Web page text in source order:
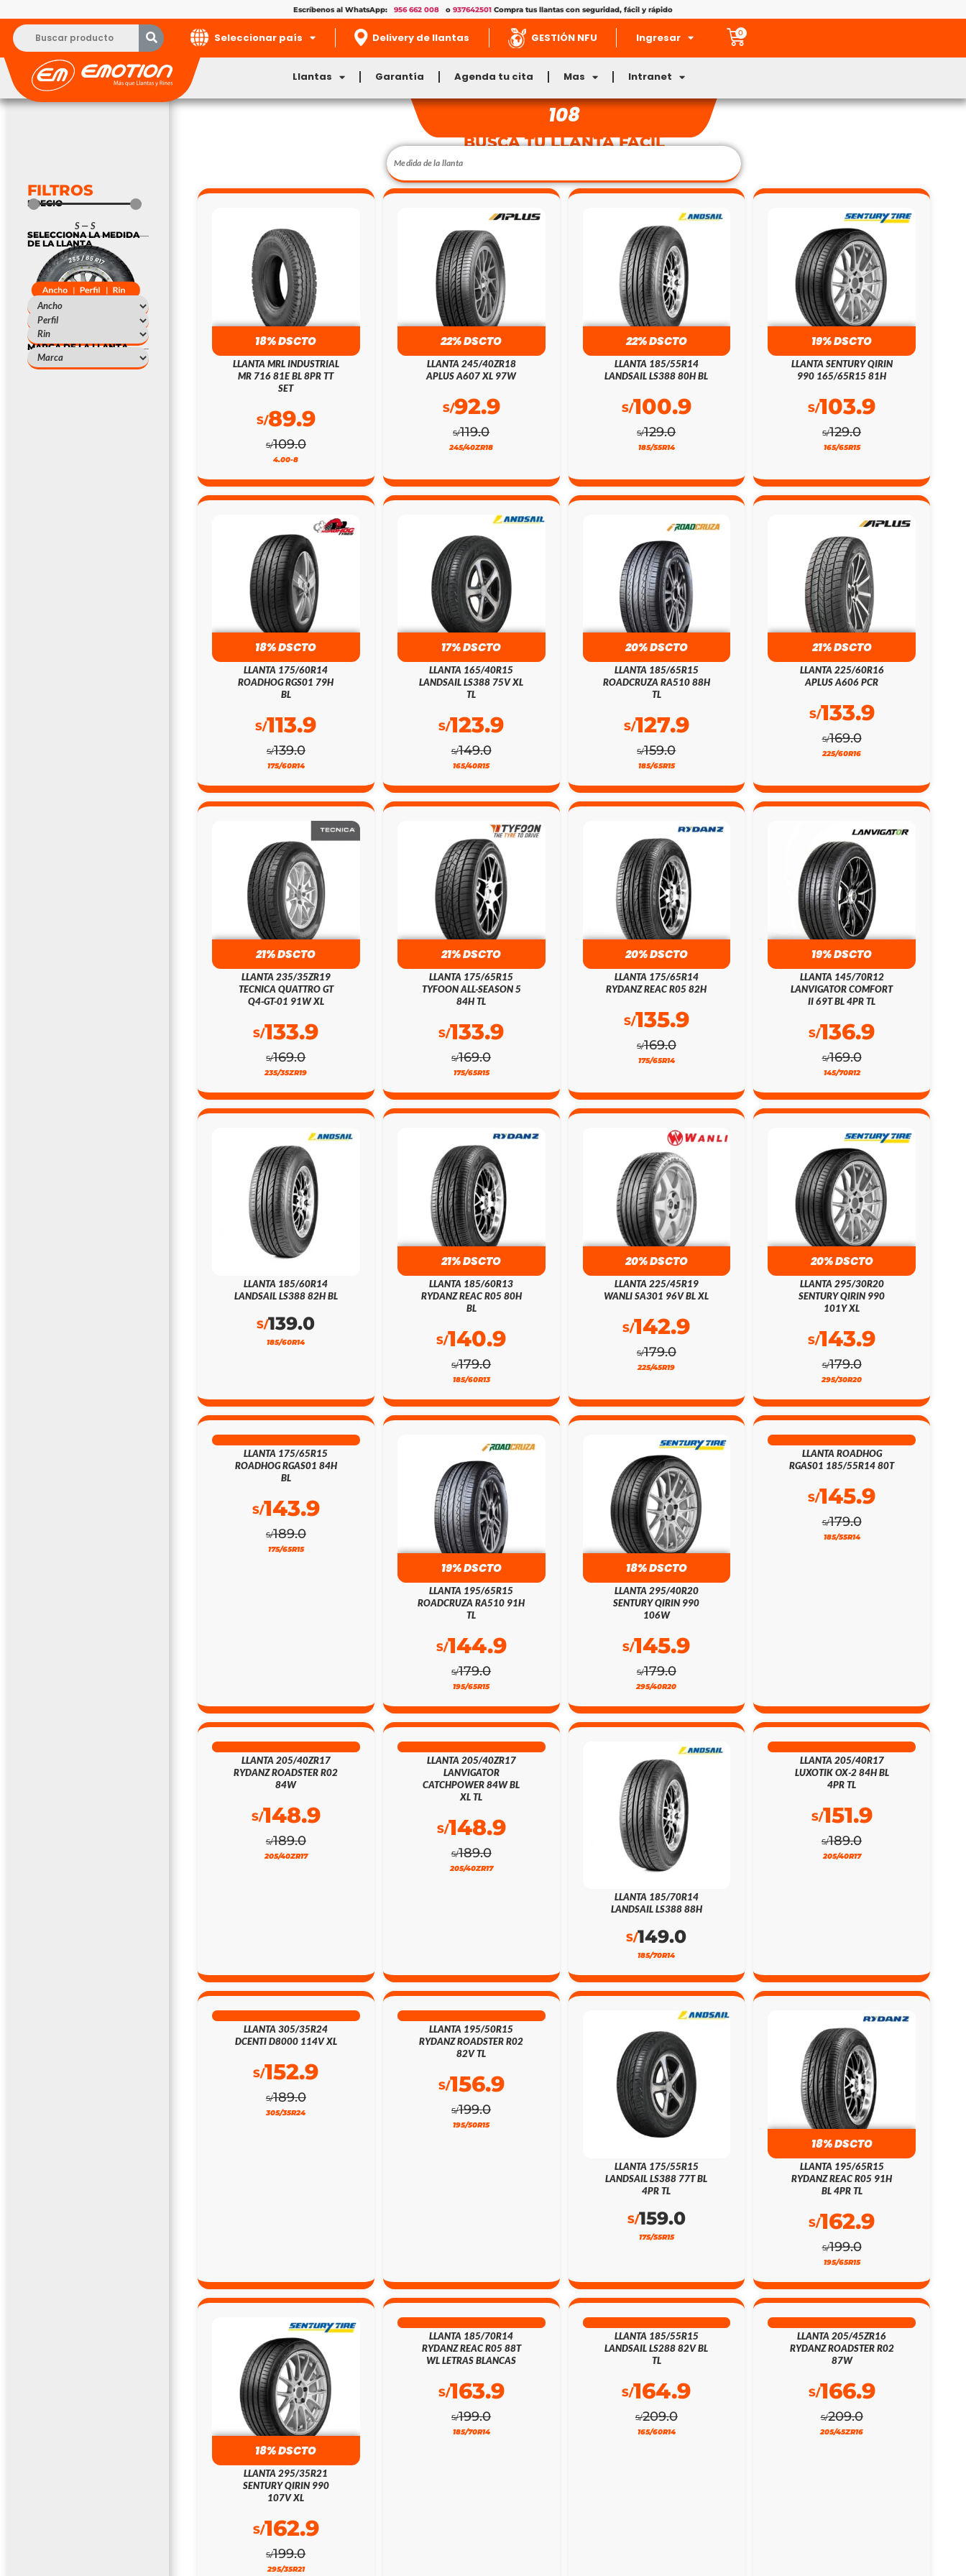
Escríbenos al WhatsApp: 956 662 008 o 937642501 Compra tus llantas con seguridad, fácil y rápido
Seleccionar país Delivery de llantas GESTIÓN NFU Ingresar 0
Llantas Garantía Agenda tu cita Mas Intranet
FILTROS
PRECIO
S —S
SELECCIONA LA MEDIDA
DE LA LLANTA
MARCA DE LA LLANTA
108
BUSCA TU LLANTA FÁCIL
18% DSCTO
LLANTA MRL INDUSTRIAL
MR 716 81E BL 8PR TT
SET
S/109.0
S/89.9
4.00-8
22% DSCTO
LLANTA 245/40ZR18
APLUS A607 XL 97W
S/119.0
S/92.9
245/40ZR18
22% DSCTO
LLANTA 185/55R14
LANDSAIL LS388 80H BL
S/129.0
S/100.9
185/55R14
19% DSCTO
LLANTA SENTURY QIRIN
990 165/65R15 81H
S/129.0
S/103.9
165/65R15
18% DSCTO
LLANTA 175/60R14
ROADHOG RGS01 79H
BL
S/139.0
S/113.9
175/60R14
17% DSCTO
LLANTA 165/40R15
LANDSAIL LS388 75V XL
TL
S/149.0
S/123.9
165/40R15
20% DSCTO
LLANTA 185/65R15
ROADCRUZA RA510 88H
TL
S/159.0
S/127.9
185/65R15
21% DSCTO
LLANTA 225/60R16
APLUS A606 PCR
S/169.0
S/133.9
225/60R16
21% DSCTO
LLANTA 235/35ZR19
TECNICA QUATTRO GT
Q4-GT-01 91W XL
S/169.0
S/133.9
235/35ZR19
21% DSCTO
LLANTA 175/65R15
TYFOON ALL-SEASON 5
84H TL
S/169.0
S/133.9
175/65R15
20% DSCTO
LLANTA 175/65R14
RYDANZ REAC R05 82H
S/169.0
S/135.9
175/65R14
19% DSCTO
LLANTA 145/70R12
LANVIGATOR COMFORT
II 69T BL 4PR TL
S/169.0
S/136.9
145/70R12
LLANTA 185/60R14
LANDSAIL LS388 82H BL
S/139.0
185/60R14
21% DSCTO
LLANTA 185/60R13
RYDANZ REAC R05 80H
BL
S/179.0
S/140.9
185/60R13
20% DSCTO
LLANTA 225/45R19
WANLI SA301 96V BL XL
S/179.0
S/142.9
225/45R19
20% DSCTO
LLANTA 295/30R20
SENTURY QIRIN 990
101Y XL
S/179.0
S/143.9
295/30R20
LLANTA 175/65R15
ROADHOG RGAS01 84H
BL
S/189.0
S/143.9
175/65R15
19% DSCTO
LLANTA 195/65R15
ROADCRUZA RA510 91H
TL
S/179.0
S/144.9
195/65R15
18% DSCTO
LLANTA 295/40R20
SENTURY QIRIN 990
106W
S/179.0
S/145.9
295/40R20
LLANTA ROADHOG
RGAS01 185/55R14 80T
S/179.0
S/145.9
185/55R14
LLANTA 205/40ZR17
RYDANZ ROADSTER R02
84W
S/189.0
S/148.9
205/40ZR17
LLANTA 205/40ZR17
LANVIGATOR
CATCHPOWER 84W BL
XL TL
S/189.0
S/148.9
205/40ZR17
LLANTA 185/70R14
LANDSAIL LS388 88H
S/149.0
185/70R14
LLANTA 205/40R17
LUXOTIK OX-2 84H BL
4PR TL
S/189.0
S/151.9
205/40R17
19% DSCTO
LLANTA 305/35R24
DCENTI D8000 114V XL
S/189.0
S/152.9
305/35R24
21% DSCTO
LLANTA 195/50R15
RYDANZ ROADSTER R02
82V TL
S/199.0
S/156.9
195/50R15
LLANTA 175/55R15
LANDSAIL LS388 77T BL
4PR TL
S/159.0
175/55R15
18% DSCTO
LLANTA 195/65R15
RYDANZ REAC R05 91H
BL 4PR TL
S/199.0
S/162.9
195/65R15
18% DSCTO
LLANTA 295/35R21
SENTURY QIRIN 990
107V XL
S/199.0
S/162.9
295/35R21
LLANTA 185/70R14
RYDANZ REAC R05 88T
WL LETRAS BLANCAS
S/199.0
S/163.9
185/70R14
LLANTA 185/55R15
LANDSAIL LS288 82V BL
TL
S/209.0
S/164.9
165/60R14
LLANTA 205/45ZR16
RYDANZ ROADSTER R02
87W
S/209.0
S/166.9
205/45ZR16